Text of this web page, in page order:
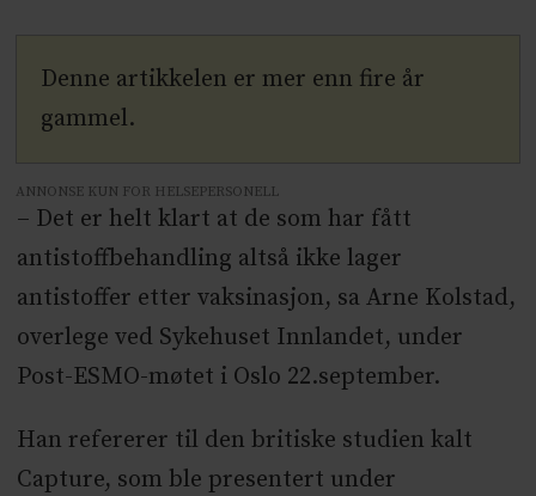
Denne artikkelen er mer enn fire år
gammel.
ANNONSE KUN FOR HELSEPERSONELL
– Det er helt klart at de som har fått
antistoffbehandling altså ikke lager
antistoffer etter vaksinasjon, sa Arne Kolstad,
overlege ved Sykehuset Innlandet, under
Post-ESMO-møtet i Oslo 22.september.
Han refererer til den britiske studien kalt
Capture, som ble presentert under